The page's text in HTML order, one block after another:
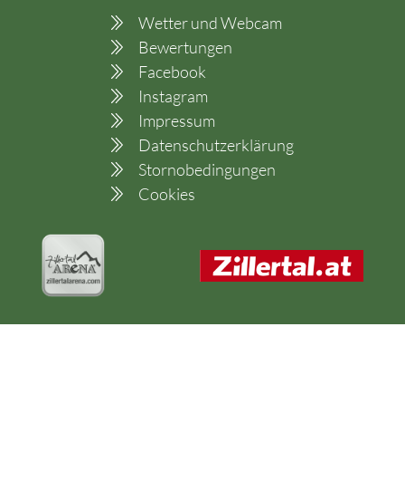
Wetter und Webcam
Bewertungen
Facebook
Instagram
Impressum
Datenschutzerklärung
Stornobedingungen
Cookies